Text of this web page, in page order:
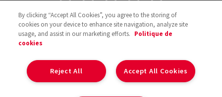
By clicking “Accept All Cookies”, you agree to the storing of
cookies on your device to enhance site navigation, analyze site
usage, and assist in our marketing efforts. Politique de
cookies
Accept All Cookies
Reject All